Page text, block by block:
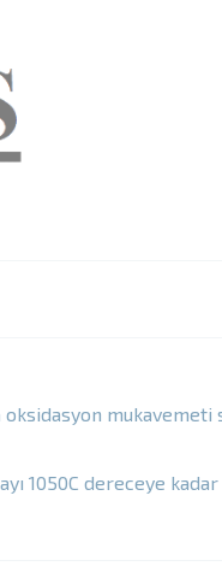
oksidasyon
1050C dereceye